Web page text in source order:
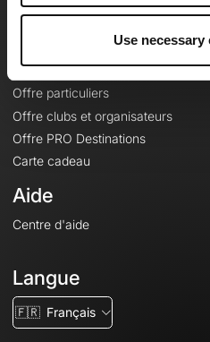
Use
Offres
Fonds de cartes topographiques
Fonctionnalités
Offre particuliers
Offre clubs et organisateurs
Offre PRO Destinations
Carte cadeau
Aide
Centre d'aide
Langue
🇫🇷 Français